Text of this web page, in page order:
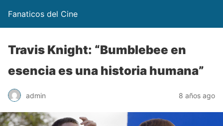
Fanaticos del Cine
Travis Knight: “Bumblebee en
esencia es una historia humana”
admin 8 años ago